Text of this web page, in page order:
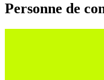
Personne de